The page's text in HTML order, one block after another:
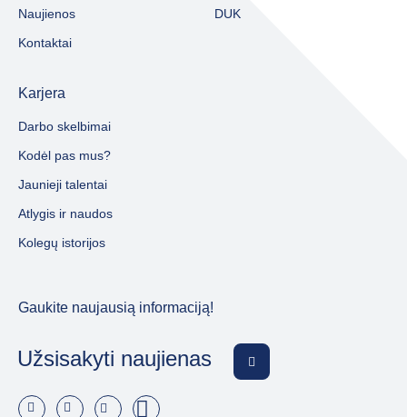
Naujienos
Kontaktai
DUK
Karjera
Darbo skelbimai
Kodėl pas mus?
Jaunieji talentai
Atlygis ir naudos
Kolegų istorijos
Gaukite naujausią informaciją!
Užsisakyti naujienas